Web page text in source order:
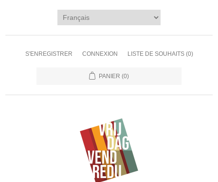
S'ENREGISTRER CONNEXION LISTE DE SOUHAITS (0)
PANIER (0)